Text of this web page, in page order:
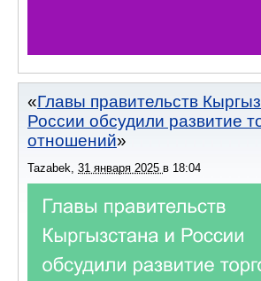
Главы правительств
России обсудили развитие
отношений
Tazabek, 31 января 2025 в 18:04